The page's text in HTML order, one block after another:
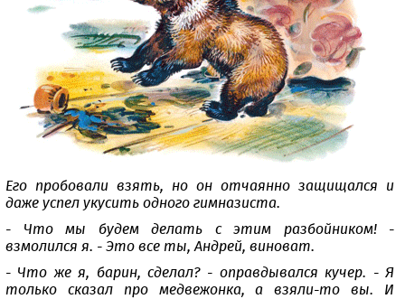
Его пробовали взять, но он отчаянно защищался и
даже успел укусить одного гимназиста.
- Что мы будем делать с этим разбойником! -
взмолился я. - Это все ты, Андрей, виноват.
- Что же я, барин, сделал? - оправдывался кучер. - Я
только сказал про медвежонка, а взяли-то вы. И